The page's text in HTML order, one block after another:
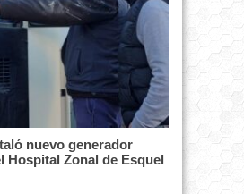
nuevo generador
Hospital Zonal de Esquel